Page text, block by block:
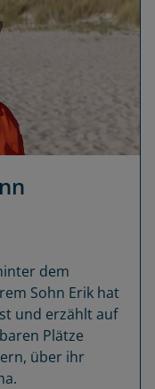
dem
Sohn Erik hat
und erzählt auf
Plätze
über ihr